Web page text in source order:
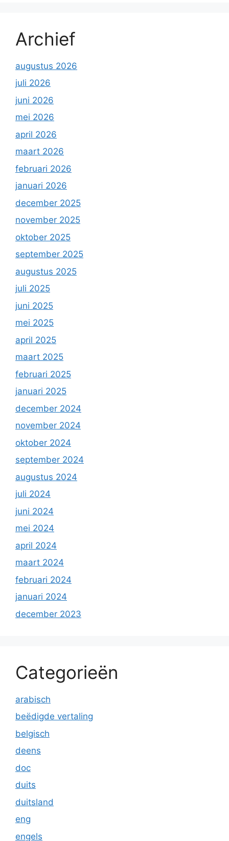
Archief
augustus 2026
juli 2026
juni 2026
mei 2026
april 2026
maart 2026
februari 2026
januari 2026
december 2025
november 2025
oktober 2025
september 2025
augustus 2025
juli 2025
juni 2025
mei 2025
april 2025
maart 2025
februari 2025
januari 2025
december 2024
november 2024
oktober 2024
september 2024
augustus 2024
juli 2024
juni 2024
mei 2024
april 2024
maart 2024
februari 2024
januari 2024
december 2023
Categorieën
arabisch
beëdigde vertaling
belgisch
deens
doc
duits
duitsland
eng
engels